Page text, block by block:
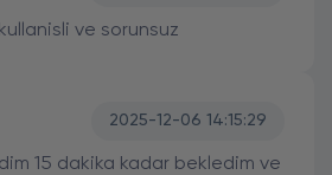
ve sorunsuz
2025-12-06 14:15:29
15 dakika kadar bekledim ve